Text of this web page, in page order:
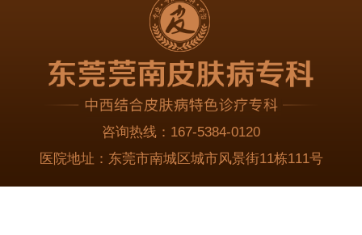
咨询热线： 167-5384-0120
医院地址： 东莞市南城区城市风景街11栋111号